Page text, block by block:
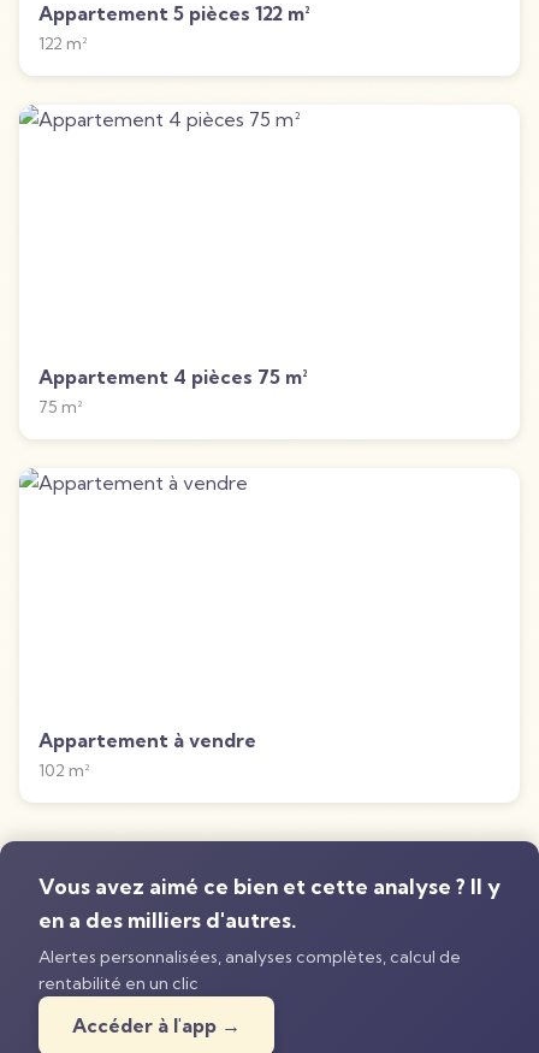
Appartement 5 pièces 122 m²
122 m²
Appartement 4 pièces 75 m²
75 m²
Appartement à vendre
102 m²
Vous avez aimé ce bien et cette analyse ? Il y
en a des milliers d'autres.
Alertes personnalisées, analyses complètes, calcul de
rentabilité en un clic
Accéder à l'app →